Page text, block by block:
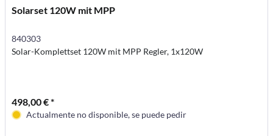
Solarset 120W mit MPP
840303
Solar-Komplettset 120W mit MPP Regler, 1x120W
498,00 € *
Actualmente no disponible, se puede pedir